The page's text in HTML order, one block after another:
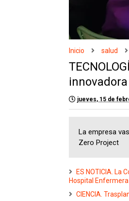
Inicio salud
jueves, 15 de
La empresa
Zero Project
ES NOTICIA. La
Hospital
CIENCIA.